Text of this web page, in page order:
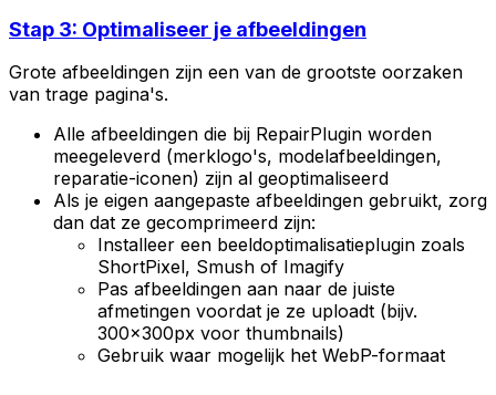
Stap 3: Optimaliseer je afbeeldingen
Grote afbeeldingen zijn een van de grootste oorzaken
van trage pagina's.
Alle afbeeldingen die bij RepairPlugin worden
meegeleverd (merklogo's, modelafbeeldingen,
reparatie-iconen) zijn al geoptimaliseerd
Als je eigen aangepaste afbeeldingen gebruikt, zorg
dan dat ze gecomprimeerd zijn:
Installeer een beeldoptimalisatieplugin zoals
ShortPixel, Smush of Imagify
Pas afbeeldingen aan naar de juiste
afmetingen voordat je ze uploadt (bijv.
300x300px voor thumbnails)
Gebruik waar mogelijk het WebP-formaat